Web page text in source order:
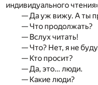
индивидуального
— Да уж вижу. А ты
— Что продолжать?
— Вслух читать!
— Что? Нет, я не
— Кто просит?
— Да, это… люди.
— Какие люди?